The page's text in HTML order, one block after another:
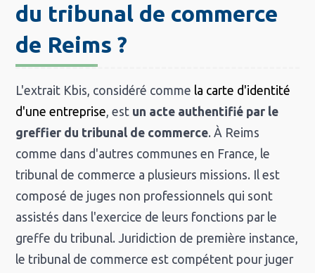
du tribunal de commerce
de Reims ?
L'extrait Kbis, considéré comme la carte d'identité
d'une entreprise, est un acte authentifié par le
greffier du tribunal de commerce. À Reims
comme dans d'autres communes en France, le
tribunal de commerce a plusieurs missions. Il est
composé de juges non professionnels qui sont
assistés dans l'exercice de leurs fonctions par le
greffe du tribunal. Juridiction de première instance,
le tribunal de commerce est compétent pour juger